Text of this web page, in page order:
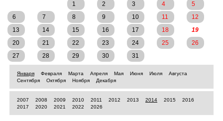
1
2 3 4
5
6
7 8 9 10 11
12
13
14 15 16 17 18
19
20
21 22 23 24 25
26
27
28 29 30 31
Января Февраля Марта Апреля Мая Июня Июля
Августа
Сентября
Октября Ноября Декабря
2007 2008 2009 2010 2011 2012 2013 2014 2015
2016
2017
2020 2021 2022 2026